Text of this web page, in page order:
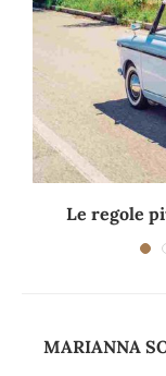
Le regole
MARIANNA